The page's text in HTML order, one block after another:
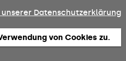
Datenschutzerklärung
von Cookies zu.